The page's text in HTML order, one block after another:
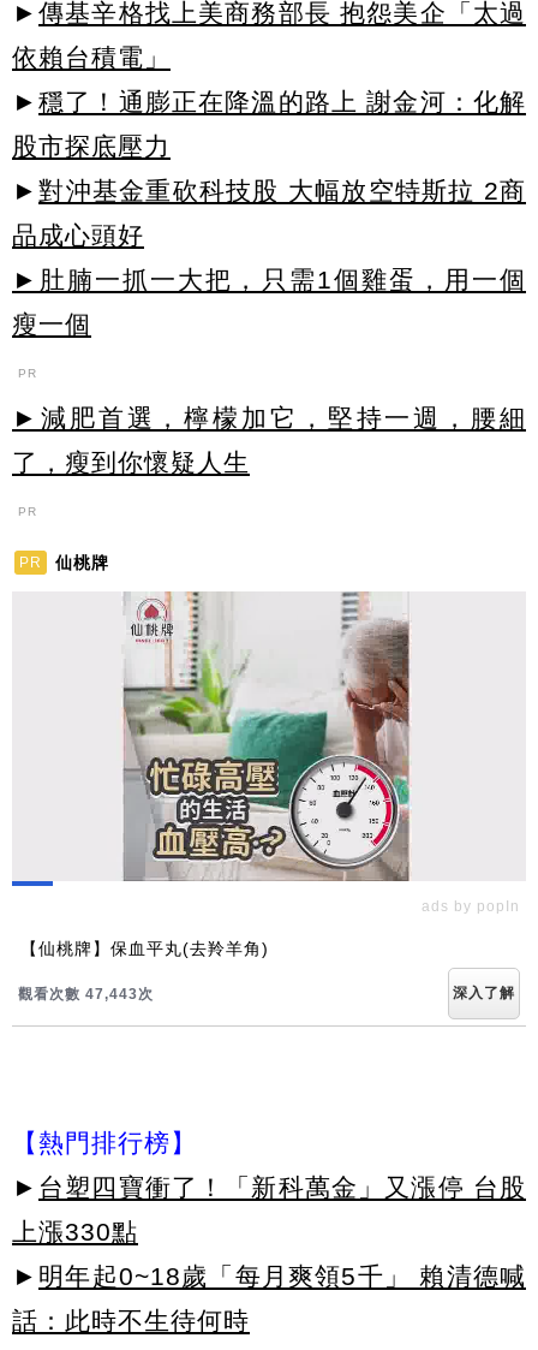
► 傳基辛格找上美商務部長 抱怨美企「太過
依賴台積電」
► 穩了！通膨正在降溫的路上 謝金河：化解
股市探底壓力
► 對沖基金重砍科技股 大幅放空特斯拉 2商
品成心頭好
►肚腩一抓一大把，只需1個雞蛋，用一個
瘦一個
PR
►減肥首選，檸檬加它，堅持一週，腰細
了，瘦到你懷疑人生
PR
PR 仙桃牌
ads by popIn
【仙桃牌】保血平丸(去羚羊角)
觀看次數 47,443次 深入了解
【熱門排行榜】
► 台塑四寶衝了！「新科萬金」又漲停 台股
上漲330點
► 明年起0~18歲「每月爽領5千」 賴清德喊
話：此時不生待何時